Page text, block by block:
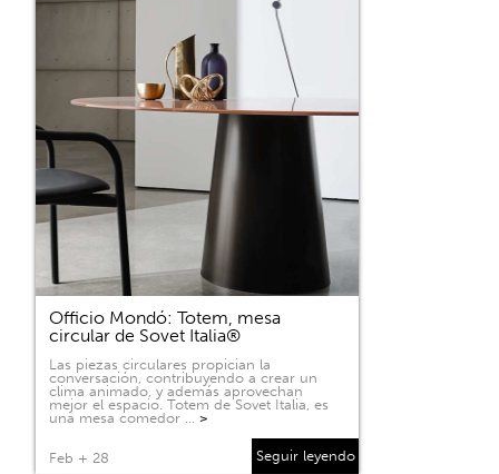
Officio Mondó: Totem, mesa
circular de Sovet Italia®
Las piezas circulares propician la
conversación, contribuyendo a crear un
clima animado, y además aprovechan
mejor el espacio. Totem de Sovet Italia, es
una mesa comedor … >
Feb + 28 Seguir leyendo